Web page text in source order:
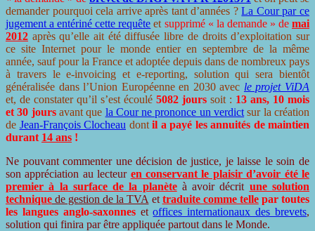
demander pourquoi cela arrive après tant d’années ? La Cour par ce
jugement a entériné cette requête et supprimé « la demande » demai
2012 après qu’elle ait été diffusée libre de droits d’exploitation sur
ce site Internet pour le monde entier en septembre de la même
année, sauf pour la France et adoptée depuis dans de nombreux pays
à travers le e-invoicing et e-reporting, solution qui sera bientôt
généralisée dans l’Union Européenne en 2030 avec le projet ViDA
et, de constater qu’il s’est écoulé 5082 jours soit : 13 ans, 10 mois
et 30 jours avant que la Cour ne prononce un verdict sur la création
de Jean-François Clocheau dont il a payé les annuités de maintien
durant 14 ans !
Ne pouvant commenter une décision de justice, je laisse le soin de
son appréciation au lecteur en conservant le plaisir d’avoir été le
premier à la surface de la planèteà avoir décrit une solution
technique de gestion de la TVA et traduite comme tellepar toutes
les langues anglo-saxonnesetoffices internationaux des brevets,
solution qui finira par être appliquée partout dans le Monde.